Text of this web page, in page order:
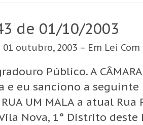
de 01/10/2003
01 outubro, 2003 – Em Lei Com
Público. A CÂMARA
e eu sanciono a seguinte
UM MALA a atual
Nova, 1° Distrito deste